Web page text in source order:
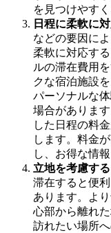
を見つけやすく
日程に柔軟に
などの要因に
柔軟に対応す
ルの滞在費用
クな宿泊施設
パーソナルな
場合がありま
した日程の料
します。料金
し、お得な情
立地を考慮す
滞在すると便
あります。よ
心部から離れ
訪れたい場所